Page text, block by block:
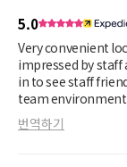
5.0
Very convenient
impressed by
in to see staff
team
was small (but it is
decorated
번역하기